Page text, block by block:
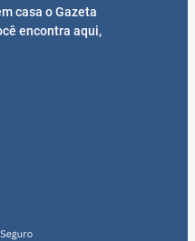
casa o Gazeta
encontra aqui,